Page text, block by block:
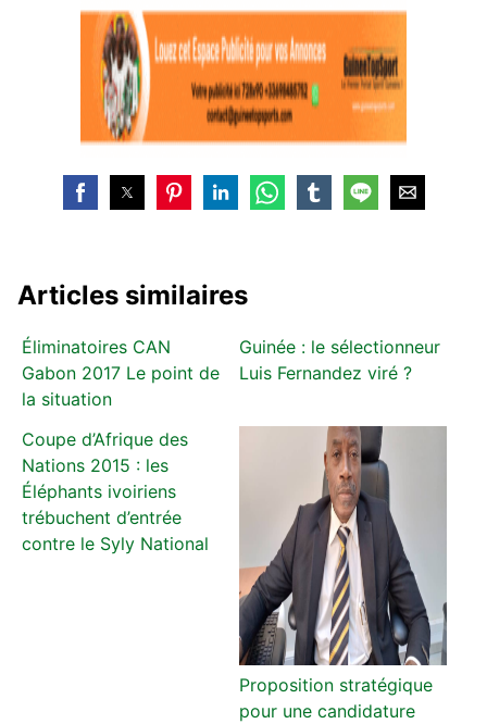
Articles similaires
Éliminatoires CAN
Gabon 2017 Le point de
la situation
Guinée : le sélectionneur
Luis Fernandez viré ?
Coupe d’Afrique des
Nations 2015 : les
Éléphants ivoiriens
trébuchent d’entrée
contre le Syly National
Proposition stratégique
pour une candidature